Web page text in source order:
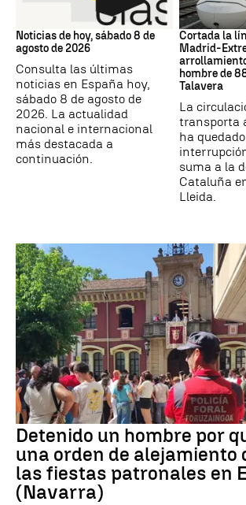
Noticias de hoy, sábado 8 de
agosto de 2026
Consulta las últimas
noticias en España hoy,
sábado 8 de agosto de
2026. La actualidad
nacional e internacional
más destacada a
continuación.
Trenes
Cortada la
Madrid-
hombre de
Talavera
La
transporta
ha
suma a la
Cataluña
Lleida.
Detenido un hombre por
una orden de alejamiento
las fiestas patronales en
(Navarra)